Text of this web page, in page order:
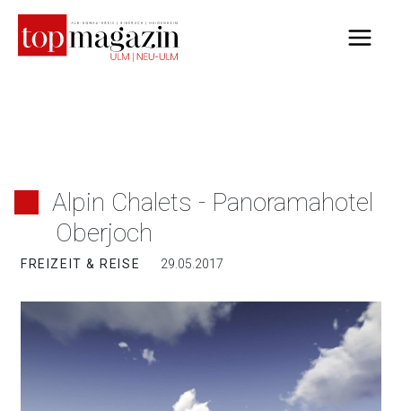
Inhalt
springen
Alpin Chalets - Panoramahotel
Oberjoch
FREIZEIT & REISE 29.05.2017